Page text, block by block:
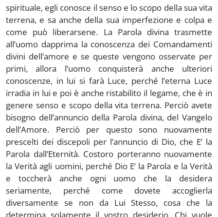
spirituale, egli conosce il senso e lo scopo della sua vita
terrena, e sa anche della sua imperfezione e colpa e
come può liberarsene. La Parola divina trasmette
all’uomo dapprima la conoscenza dei Comandamenti
divini dell’amore e se queste vengono osservate per
primi, allora l’uomo conquisterà anche ulteriori
conoscenze, in lui si farà Luce, perché l’eterna Luce
irradia in lui e poi è anche ristabilito il legame, che è in
genere senso e scopo della vita terrena. Perciò avete
bisogno dell’annuncio della Parola divina, del Vangelo
dell’Amore. Perciò per questo sono nuovamente
prescelti dei discepoli per l’annuncio di Dio, che E’ la
Parola dall’Eternità. Costoro porteranno nuovamente
la Verità agli uomini, perché Dio E’ la Parola e la Verità
e toccherà anche ogni uomo che la desidera
seriamente, perché come dovete accoglierla
diversamente se non da Lui Stesso, cosa che la
determina solamente il vostro desiderio. Chi vuole